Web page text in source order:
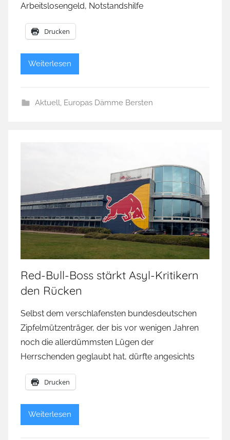
Arbeitslosengeld, Notstandshilfe
Drucken
Weiterlesen
Aktuell, Europas Dämme Bersten
Red-Bull-Boss stärkt Asyl-Kritikern
den Rücken
Selbst dem verschlafensten bundesdeutschen
Zipfelmützenträger, der bis vor wenigen Jahren
noch die allerdümmsten Lügen der
Herrschenden geglaubt hat, dürfte angesichts
Drucken
Weiterlesen